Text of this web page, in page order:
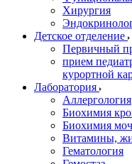
Хирургия
Детское отделение
Первичный
прием
курортной
Лаборатория
Аллергология
Биохимия
Биохимия
Витамины,
Гематология